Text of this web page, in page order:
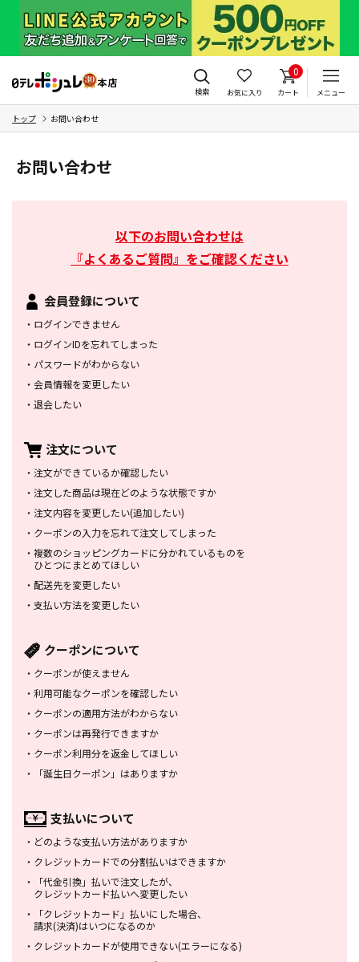
検索 お気に入り
0
カート メニュー
トップ お問い合わせ
お問い合わせ
以下のお問い合わせは
『よくあるご質問』をご確認ください
会員登録について
・ ログインできません
・ ログインIDを忘れてしまった
・ パスワードがわからない
・ 会員情報を変更したい
・ 退会したい
注文について
・ 注文ができているか確認したい
・ 注文した商品は現在どのような状態ですか
・ 注文内容を変更したい(追加したい)
・ クーポンの入力を忘れて注文してしまった
・ 複数のショッピングカードに分かれているものを
ひとつにまとめてほしい
・ 配送先を変更したい
・ 支払い方法を変更したい
クーポンについて
・ クーポンが使えません
・ 利用可能なクーポンを確認したい
・ クーポンの適用方法がわからない
・ クーポンは再発行できますか
・ クーポン利用分を返金してほしい
・
「誕生日クーポン」はありますか
支払いについて
・ どのような支払い方法がありますか
・ クレジットカードでの分割払いはできますか
・
「代金引換」払いで注文したが、
クレジットカード払いへ変更したい
・
「クレジットカード」払いにした場合、
請求(決済)はいつになるのか
・ クレジットカードが使用できない(エラーになる)